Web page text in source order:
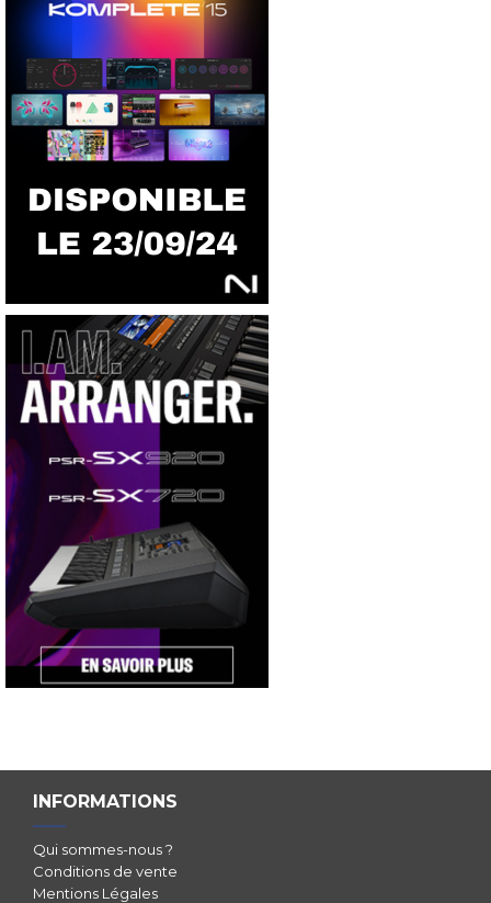
INFORMATIONS
Qui sommes-nous ?
Conditions de vente
Mentions Légales